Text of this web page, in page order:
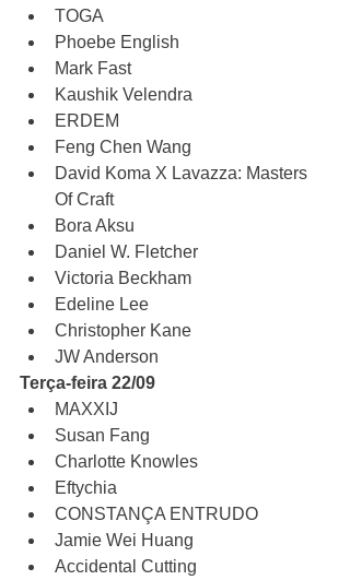
TOGA
Phoebe English
Mark Fast
Kaushik Velendra
ERDEM
Feng Chen Wang
David Koma X Lavazza: Masters
Of Craft
Bora Aksu
Daniel W. Fletcher
Victoria Beckham
Edeline Lee
Christopher Kane
JW Anderson
Terça-feira 22/09
MAXXIJ
Susan Fang
Charlotte Knowles
Eftychia
CONSTANÇA ENTRUDO
Jamie Wei Huang
Accidental Cutting